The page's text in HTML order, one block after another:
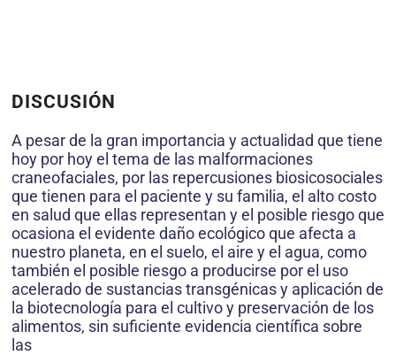
DISCUSIÓN
A pesar de la gran importancia y actualidad que tiene
hoy por hoy el tema de las malformaciones
craneofaciales, por las repercusiones biosicosociales
que tienen para el paciente y su familia, el alto costo
en salud que ellas representan y el posible riesgo que
ocasiona el evidente daño ecológico que afecta a
nuestro planeta, en el suelo, el aire y el agua, como
también el posible riesgo a producirse por el uso
acelerado de sustancias transgénicas y aplicación de
la biotecnología para el cultivo y preservación de los
alimentos, sin suficiente evidencia científica sobre
las